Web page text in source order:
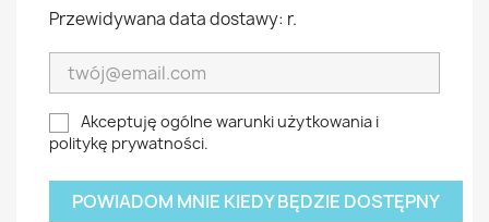
Przewidywana data dostawy: r.
Akceptuję ogólne warunki użytkowania i
politykę prywatności.
POWIADOM MNIE KIEDY BĘDZIE DOSTĘPNY